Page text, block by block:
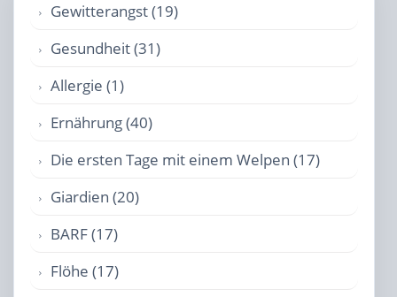
Gewitterangst (19)
Gesundheit (31)
Allergie (1)
Ernährung (40)
Die ersten Tage mit einem Welpen (17)
Giardien (20)
BARF (17)
Flöhe (17)